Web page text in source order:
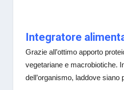
Integratore
Grazie all’ottimo apporto
vegetariane e macrobiotiche.
dell’organismo, laddove